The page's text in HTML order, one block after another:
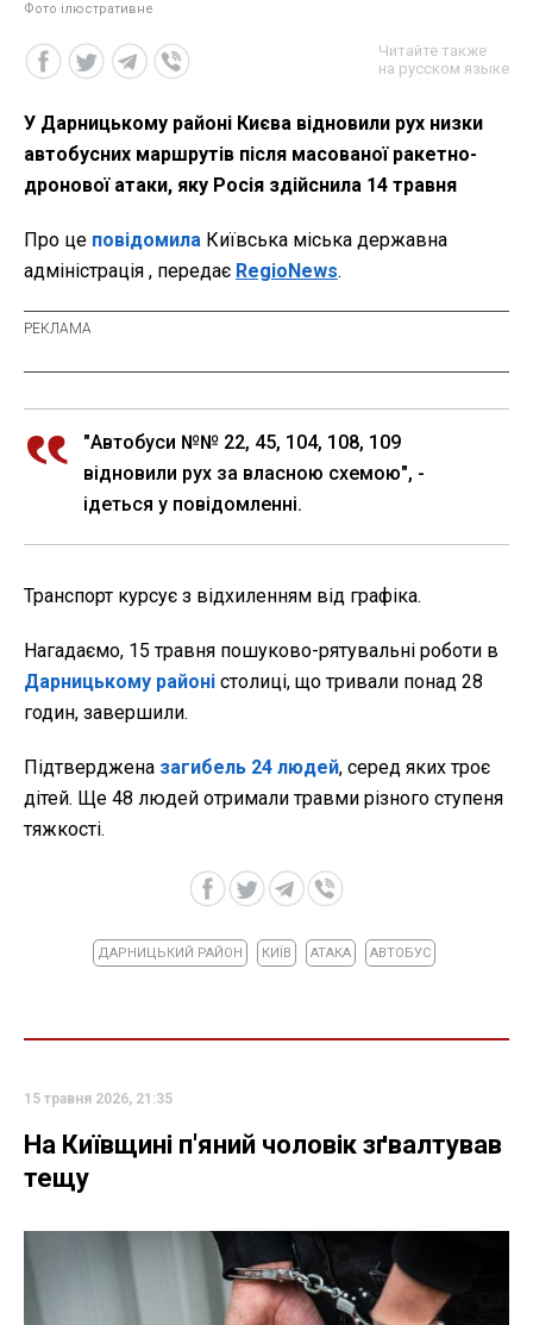
Фото ілюстративне
Читайте также
на русском языке
У Дарницькому районі Києва відновили рух низки
автобусних маршрутів після масованої ракетно-
дронової атаки, яку Росія здійснила 14 травня
Про це повідомила Київська міська державна
адміністрація , передає RegioNews.
"Автобуси №№ 22, 45, 104, 108, 109
відновили рух за власною схемою", -
ідеться у повідомленні.
Транспорт курсує з відхиленням від графіка.
Нагадаємо, 15 травня пошуково-рятувальні роботи в
Дарницькому районі столиці, що тривали понад 28
годин, завершили.
Підтверджена загибель 24 людей, серед яких троє
дітей. Ще 48 людей отримали травми різного ступеня
тяжкості.
ДАРНИЦЬКИЙ РАЙОН КИЇВ АТАКА АВТОБУС
15 травня 2026, 21:35
На Київщині п'яний чоловік зґвалтував
тещу